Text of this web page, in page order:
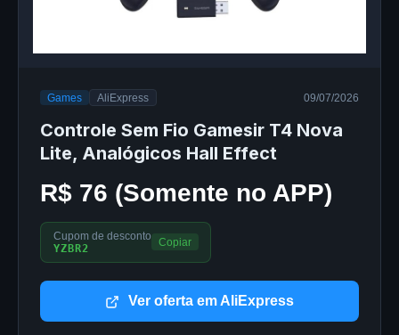
Games AliExpress 09/07/2026
Controle Sem Fio Gamesir T4 Nova
Lite, Analógicos Hall Effect
R$ 76 (Somente no APP)
Cupom de desconto
YZBR2
Copiar
Ver oferta em AliExpress